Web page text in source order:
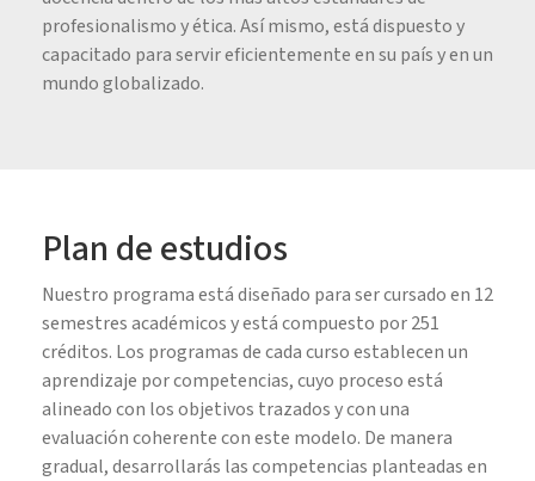
profesionalismo y ética. Así mismo, está dispuesto y
capacitado para servir eficientemente en su país y en un
mundo globalizado.
Plan de estudios
Nuestro programa está diseñado para ser cursado en 12
semestres académicos y está compuesto por 251
créditos. Los programas de cada curso establecen un
aprendizaje por competencias, cuyo proceso está
alineado con los objetivos trazados y con una
evaluación coherente con este modelo. De manera
gradual, desarrollarás las competencias planteadas en